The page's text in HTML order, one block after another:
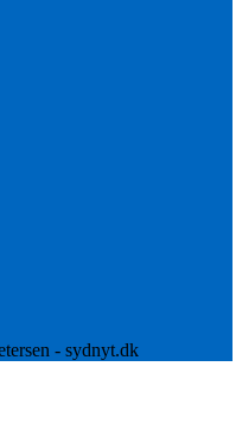
- sydnyt.dk